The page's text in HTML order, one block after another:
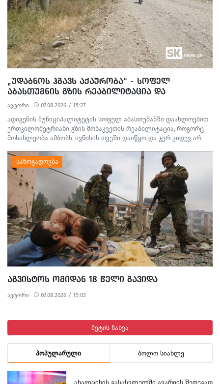
„ᲣᲓᲐᲑᲜᲝᲡ ᲰᲒᲐᲕᲡ ᲐᲥᲐᲣᲠᲝᲑᲐ“ - ᲡᲝᲤᲔᲚ
ᲐᲑᲐᲡᲗᲣᲛᲜᲘᲡ ᲒᲖᲘᲡ ᲠᲔᲐᲑᲘᲚᲘᲢᲐᲪᲘᲐ ᲓᲐ
ᲛᲝᲡᲐᲮᲚᲔᲝᲑᲘᲡ ᲞᲠᲝᲢᲔᲡᲢᲘ
ავტორი 07.08.2026 / 15:27
ადიგენის მუნიციპალიტეტის სოფელ აბასთუმანში დაახლოებით
ერთკილომეტრიანი გზის მონაკვეთის რეაბილიტაცია, როგორც
მოსახლეობა ამბობს, ივნისის თვეში დაიწყო და ჯერ კიდევ არ
მტვერი, მოუწესრიგებელი სანიაღვრე არხები ადგილობრივების
ყოველდღიურ ცხოვრებასა და ტურისტულ სეზონს პრობლემებს
უქმნის.
ᲐᲒᲕᲘᲡᲢᲝᲡ ᲝᲛᲘᲓᲐᲜ 18 ᲬᲔᲚᲘ ᲒᲐᲕᲘᲓᲐ
ავტორი 07.08.2026 / 15:03
მეტის ნახვა
პოპულარული ბოლო სიახლე